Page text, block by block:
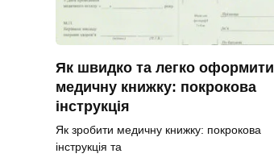
Як швидко та легко оформити
медичну книжку: покрокова
інструкція
Як зробити медичну книжку: покрокова
інструкція та